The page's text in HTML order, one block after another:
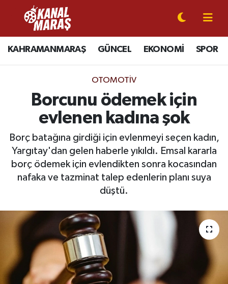
KAHRAMANMARAŞ GÜNCEL EKONOMİ SPOR
OTOMOTİV
Borcunu ödemek için
evlenen kadına şok
Borç batağına girdiği için evlenmeyi seçen kadın,
Yargıtay'dan gelen haberle yıkıldı. Emsal kararla
borç ödemek için evlendikten sonra kocasından
nafaka ve tazminat talep edenlerin planı suya
düştü.
CANLI YAYIN
KAHRAMANMARAŞ
SPOR
SİYASET
EKONOMİ
MAGAZİN
SAĞLIK
EĞİTİM
Kahramanmaraş Nöbetçi Eczaneler
Kahramanmaraş Hava Durumu
Kahramanmaraş Trafik Yoğunluk Haritası
Süper Lig Puan Durumu ve Fikstür
Tüm Manşetler
Son Dakika Haberleri
Haber Arşivi